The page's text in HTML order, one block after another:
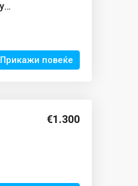
Се издава дукан во строгиот центар на Струмица
Прикажи повеќе
€1.300